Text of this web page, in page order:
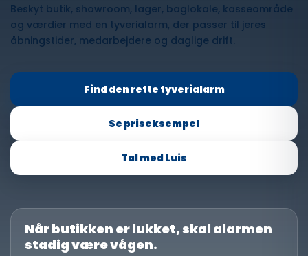
Beskyt butik, showroom, lager, baglokale, kasseområde
og værdier med en tyverialarm, der passer til jeres
åbningstider, medarbejdere og daglige drift.
Find den rette tyverialarm
Se priseksempel
Tal med Luis
Når butikken er lukket, skal alarmen
stadig være vågen.